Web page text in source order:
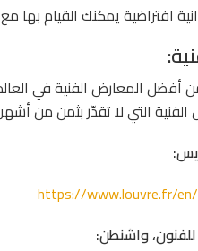
افتراضية يمكنك القيام بها
أفضل المعارض الفنية في
التي لا تقدّر بثمن من أشهر
https://www.louvre.fr/
واشنطن: